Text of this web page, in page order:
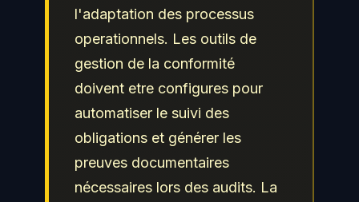
l'adaptation des processus
operationnels. Les outils de
gestion de la conformité
doivent etre configures pour
automatiser le suivi des
obligations et générer les
preuves documentaires
nécessaires lors des audits. La